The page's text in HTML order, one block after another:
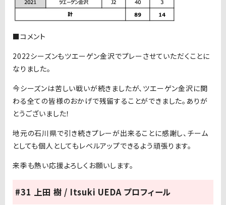
■コメント
2022シーズンもツエーゲン金沢でプレーさせていただくことに
なりました。
今シーズンは苦しい戦いが続きましたが、ツエーゲン金沢に関
わる全ての皆様のおかげで残留することができました。ありが
とうございました！
地元の石川県で引き続きプレーが出来ることに感謝し、チーム
としても個人としてもレベルアップできるよう頑張ります。
来季も熱い応援よろしくお願いします。
#31 上田 樹 / Itsuki UEDA プロフィール